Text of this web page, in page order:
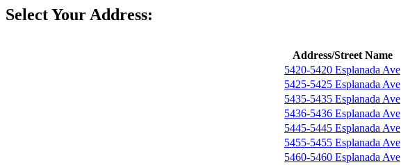
Select Your Address:
Address/Street Name
5420-5420 Esplanada Ave
5425-5425 Esplanada Ave
5435-5435 Esplanada Ave
5436-5436 Esplanada Ave
5445-5445 Esplanada Ave
5455-5455 Esplanada Ave
5460-5460 Esplanada Ave